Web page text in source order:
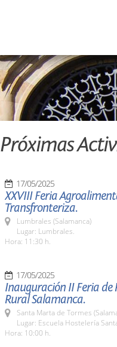
Próximas
17/05/2025
XXVIII Feria
Transfronteriza.
Lumbrales (Salamanca)
Lugar: Lumbrales.
Hora: 11:30 h.
17/05/2025
Inauguración II Feria de
Rural Salamanca.
Santa Marta de Tormes
Lugar: Escuela Hostelería
Hora: 10:00 h.